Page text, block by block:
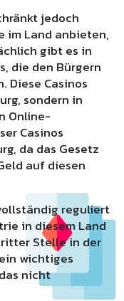
jedoch
im Land anbieten,
gibt es in
die den Bürgern
Diese Casinos
sondern in
Online-
Casinos
da das Gesetz
auf diesen
reguliert
in diesem Land
Stelle in der
wichtiges
nicht